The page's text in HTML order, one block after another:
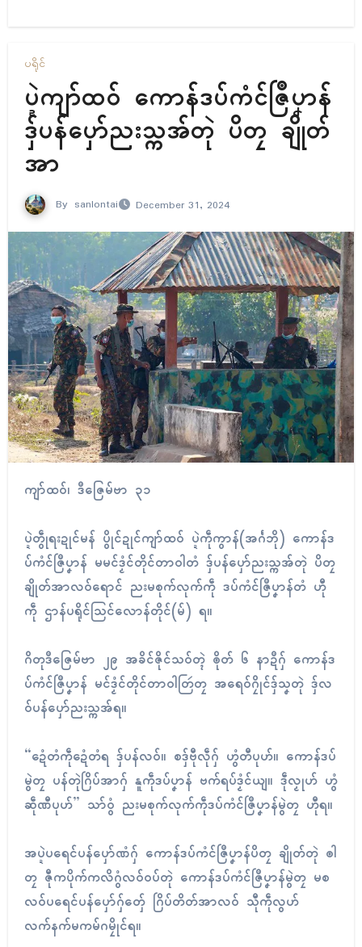
ပရိုၚ်
ပ္ဍဲကျာ်ထဝ် ကောန်ဒပ်ကံၚ်ဇြဳပၞာန်
ဒှ်ပန်ပှော်ညးသ္ကအ်တုဲ ပိတၠ ချိုတ်
အာ
By sanlontai December 31, 2024
ကျာ်ထဝ်၊ ဒဳဇြေမ်ဗာ ၃၁
ပ္ဍဲတွဵုရးဍုၚ်မန် ပွိုၚ်ဍုၚ်ကျာ်ထဝ် ပ္ဍဲကဵုကွာန်(အၚ်္ဂဘို) ကောန်ဒ
ပ်ကံၚ်ဇြဳပၞာန် မမၚ်ဒၟံၚ်တိုၚ်တာဝါတံ ဒှ်ပန်ပှော်ညးသ္ကအ်တုဲ ပိတၠ
ချိုတ်အာလဝ်ရောၚ် ညးမစုက်လုက်ကဵု ဒပ်ကံၚ်ဇြဳပၞာန်တံ ဟီု
ကဵု ဌာန်ပရိုၚ်သြၚ်လောန်တိုၚ်(မ်) ရ။
ဂိတုဒဳဇြေမ်ဗာ ၂၉ အခိၚ်ဇိုၚ်သဝ်တ္ၚဲ ၜိုတ် ၆ နာဍဳဂှ် ကောန်ဒ
ပ်ကံၚ်ဇြဳပၞာန် မၚ်ဒၟံၚ်တိုၚ်တာဝါတြဴတၠ အရေဝ်ဂၠိုၚ်ဒှ်သၞတုဲ ဒှ်လ
ဝ်ပန်ပှော်ညးသ္ကအ်ရ။
“ဍေံတံကဵုဍေံတံရ ဒှ်ပန်လဝ်။ စဒှ်ဗီုလဵုဂှ် ဟွံတီပုဟ်။ ကောန်ဒပ်
မွဲတၠ ပန်တုဲဂြိပ်အာဂှ် နူကဵုဒပ်ပၞာန် ဗက်ရပ်ဒၟံၚ်ယျ။ ဒဵုလၟုဟ် ဟွံ
ဆဵုဏီပုဟ်” သာ်ဝွံ ညးမစုက်လုက်ကဵုဒပ်ကံၚ်ဇြဳပၞာန်မွဲတၠ ဟီုရ။
အပ္ဍဲပရေၚ်ပန်ပှော်ဏံဂှ် ကောန်ဒပ်ကံၚ်ဇြဳပၞာန်ပိတၠ ချိုတ်တုဲ ၜါ
တၠ ဇီုကပိုက်ကလိဂွံလဝ်ဝပ်တုဲ ကောန်ဒပ်ကံၚ်ဇြဳပၞာန်မွဲတၠ မစ
လဝ်ပရေၚ်ပန်ပှော်ဂှ်တှ်ေ ဂြိပ်တိတ်အာလဝ် သီုကဵုလွဟ်
လက်နက်မကမ်ဂမၠိုၚ်ရ။